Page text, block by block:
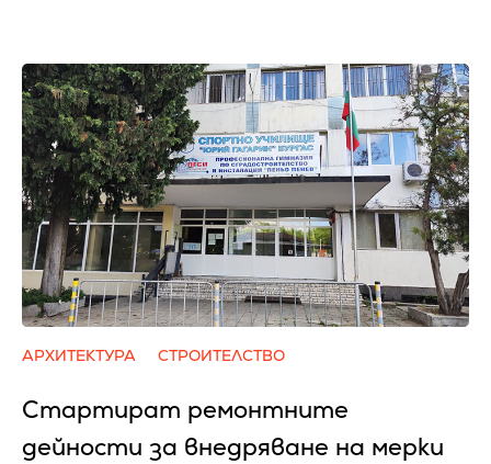
АРХИТЕКТУРА СТРОИТЕЛСТВО
Стартират ремонтните
дейности за внедряване на мерки